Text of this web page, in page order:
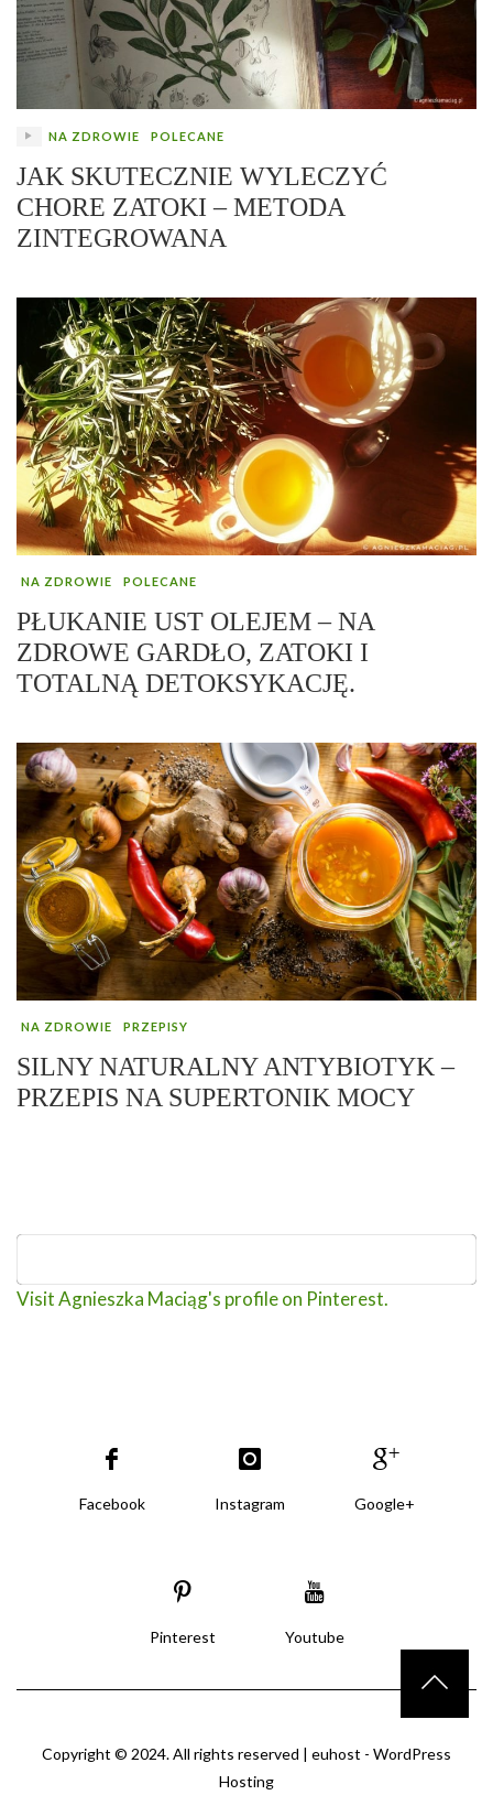
NA ZDROWIE POLECANE
JAK SKUTECZNIE WYLECZYĆ
CHORE ZATOKI – METODA
ZINTEGROWANA
NA ZDROWIE POLECANE
PŁUKANIE UST OLEJEM – NA
ZDROWE GARDŁO, ZATOKI I
TOTALNĄ DETOKSYKACJĘ.
NA ZDROWIE PRZEPISY
SILNY NATURALNY ANTYBIOTYK –
PRZEPIS NA SUPERTONIK MOCY
Visit Agnieszka Maciąg's profile on Pinterest.
Facebook Instagram Google+
Pinterest Youtube
Copyright © 2024. All rights reserved | euhost - WordPress
Hosting